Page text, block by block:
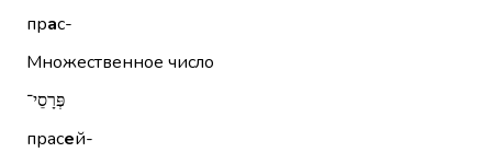
прас-
Множественное число
פְּרָסֵי־
прасей-